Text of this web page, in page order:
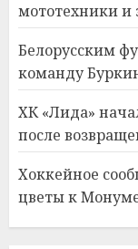
мототехники и
Белорусским
команду
ХК «Лида»
после
Хоккейное
цветы к